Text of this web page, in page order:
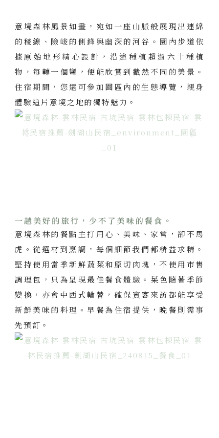
意境森林風景如畫，宛如一座山脈般展現出連綿
的稜線、險峻的側鋒與幽深的河谷。園內步道依
據原始地形精心設計，沿途種植超過六十種植
物，每轉一個彎，便能欣賞到截然不同的美景。
住宿期間，您還可參加園區內的生態導覽，親身
體驗這片意境之地的獨特魅力。
一趟美好的旅行，少不了美味的餐食。
意境森林的餐點主打用心、美味、家常，卻不馬
虎。從選材到烹調，每個細節我們都精益求精。
堅持使用當季新鮮蔬菜和原切肉塊，不使用市售
調理包，只為呈現最佳餐食體驗。菜色隨著季節
變換，亦會中西式輪替，確保賓客來訪都能享受
新鮮美味的料理。早餐為住宿提供，晚餐則需事
先預訂。